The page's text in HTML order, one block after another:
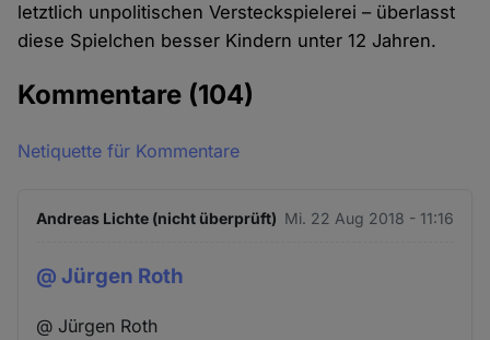
letztlich unpolitischen Versteckspielerei – überlasst
diese Spielchen besser Kindern unter 12 Jahren.
Kommentare (104)
Netiquette für Kommentare
Andreas Lichte (nicht überprüft) Mi. 22 Aug 2018 - 11:16
@ Jürgen Roth
@ Jürgen Roth